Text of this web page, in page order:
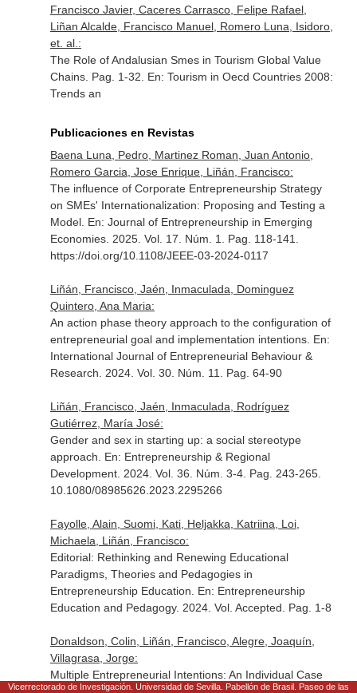
Francisco Javier, Caceres Carrasco, Felipe Rafael,
Liñan Alcalde, Francisco Manuel, Romero Luna, Isidoro,
et. al.:
The Role of Andalusian Smes in Tourism Global Value
Chains. Pag. 1-32. En: Tourism in Oecd Countries 2008:
Trends an
Publicaciones en Revistas
Baena Luna, Pedro, Martinez Roman, Juan Antonio,
Romero Garcia, Jose Enrique, Liñán, Francisco:
The influence of Corporate Entrepreneurship Strategy
on SMEs' Internationalization: Proposing and Testing a
Model. En: Journal of Entrepreneurship in Emerging
Economies. 2025. Vol. 17. Núm. 1. Pag. 118-141.
https://doi.org/10.1108/JEEE-03-2024-0117
Liñán, Francisco, Jaén, Inmaculada, Dominguez
Quintero, Ana Maria:
An action phase theory approach to the configuration of
entrepreneurial goal and implementation intentions. En:
International Journal of Entrepreneurial Behaviour &
Research . 2024. Vol. 30. Núm. 11. Pag. 64-90
Liñán, Francisco, Jaén, Inmaculada, Rodríguez
Gutiérrez, María José:
Gender and sex in starting up: a social stereotype
approach. En: Entrepreneurship & Regional
Development. 2024. Vol. 36. Núm. 3-4. Pag. 243-265.
10.1080/08985626.2023.2295266
Fayolle, Alain, Suomi, Kati, Heljakka, Katriina, Loi,
Michaela, Liñán, Francisco:
Editorial: Rethinking and Renewing Educational
Paradigms, Theories and Pedagogies in
Entrepreneurship Education. En: Entrepreneurship
Education and Pedagogy. 2024. Vol. Accepted. Pag. 1-8
Donaldson, Colin, Liñán, Francisco, Alegre, Joaquín,
Villagrasa, Jorge:
Multiple Entrepreneurial Intentions: An Individual Case
Vicerrectorado de Investigación. Universidad de Sevilla. Pabellón de Brasil. Paseo de las